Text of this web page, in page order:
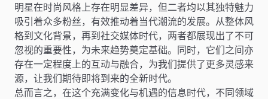
明星在时尚风格上存在明显差异，但二者均以其独特魅力
吸引着众多粉丝，有效推动着当代潮流的发展。从整体风
格到文化背景，再到社交媒体时代，两者都展现出了不可
忽视的重要性，为未来趋势奠定基础。同时，它们之间亦
存在一定程度上的互动与融合，为我们提供了更多灵感来
源，让我们期待即将到来的全新时代。
总而言之，在这个充满变化与机遇的信息时代，不同领域